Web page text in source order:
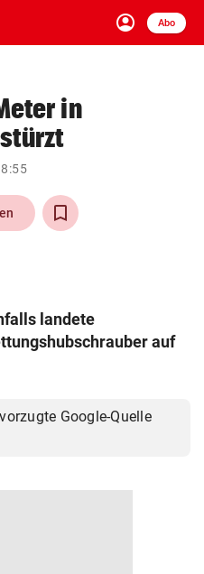
account_circle
Anmelden
Abo
close Schließen
arrow_right
KG 2026
in
landete
auf
Google-Quelle